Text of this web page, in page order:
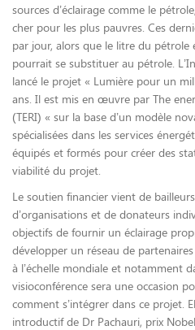
sources d’éclairage comme le
cher pour les plus pauvres. Ces
par jour, alors que le litre du pétrole
pourrait se substituer au pétrole.
lancé le projet « Lumière pour un
ans. Il est mis en œuvre par The
(TERI) « sur la base d’un modèle
spécialisées dans les services
équipés et formés pour créer des
viabilité du projet.
Le soutien financier vient de
d’organisations et de donateurs
objectifs de fournir un éclairage
développer un réseau de
à l’échelle mondiale et notamment
visioconférence sera une occasion
comment s’intégrer dans ce projet.
introductif de Dr Pachauri, prix